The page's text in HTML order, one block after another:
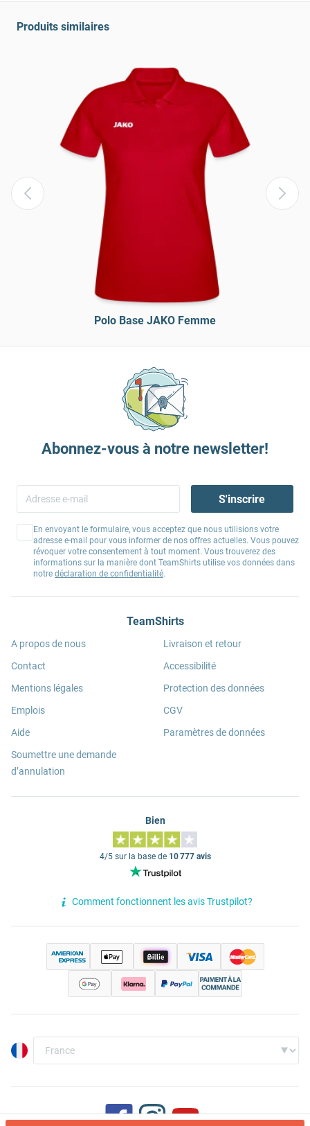
Produits similaires
Polo Base JAKO Femme
Abonnez-vous à notre newsletter!
S'inscrire
En envoyant le formulaire, vous acceptez que nous utilisions votre
adresse e-mail pour vous informer de nos offres actuelles. Vous pouvez
révoquer votre consentement à tout moment. Vous trouverez des
informations sur la manière dont TeamShirts utilise vos données dans
notre déclaration de confidentialité.
TeamShirts
A propos de nous
Contact
Mentions légales
Emplois
Aide
Soumettre une demande
d’annulation
Livraison et retour
Accessibilité
Protection des données
CGV
Paramètres de données
Bien
4/5 sur la base de 10 777 avis
Comment fonctionnent les avis Trustpilot?